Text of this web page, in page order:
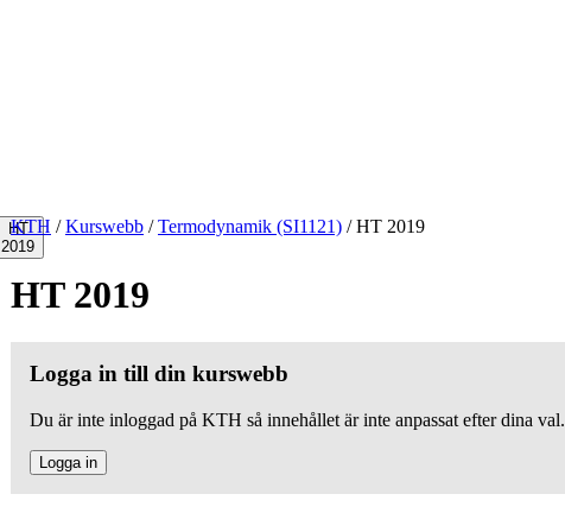
HT
2019
KTH / Kurswebb / Termodynamik (SI1121) /HT 2019
HT 2019
Logga in till din kurswebb
Du är inte inloggad på KTH så innehållet är inte anpassat efter dina val.
Logga in